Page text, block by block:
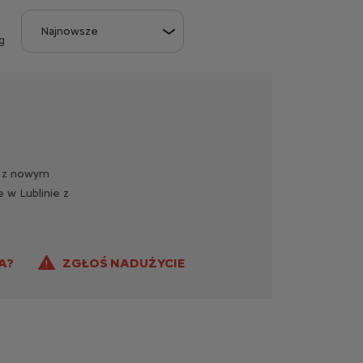
nowym
w Lublinie z
ZGŁOŚ NADUŻYCIE